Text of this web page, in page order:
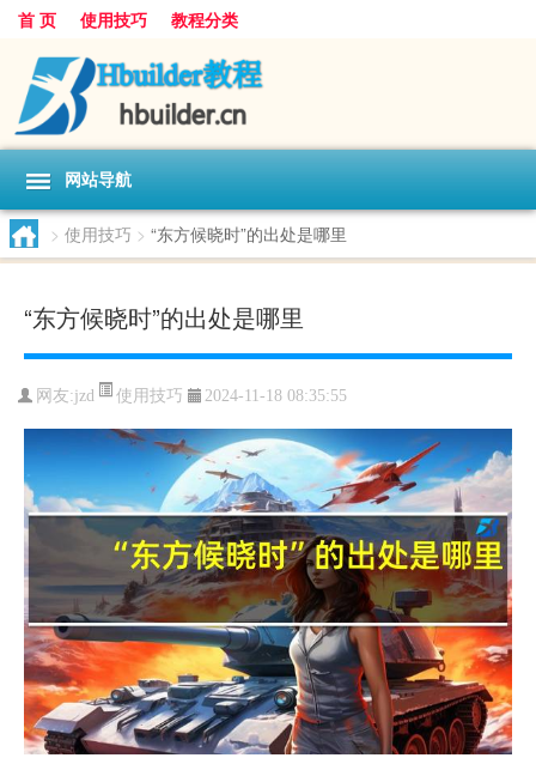
首 页 使用技巧 教程分类
网站导航
> 使用技巧 > “东方候晓时”的出处是哪里
“东方候晓时”的出处是哪里
网友:jzd 使用技巧 2024-11-18 08:35:55